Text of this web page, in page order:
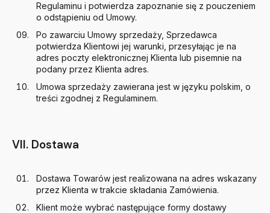
Regulaminu i potwierdza zapoznanie się z pouczeniem
o odstąpieniu od Umowy.
Po zawarciu Umowy sprzedaży, Sprzedawca
potwierdza Klientowi jej warunki, przesyłając je na
adres poczty elektronicznej Klienta lub pisemnie na
podany przez Klienta adres.
Umowa sprzedaży zawierana jest w języku polskim, o
treści zgodnej z Regulaminem.
VII. Dostawa
Dostawa Towarów jest realizowana na adres wskazany
przez Klienta w trakcie składania Zamówienia.
Klient może wybrać następujące formy dostawy